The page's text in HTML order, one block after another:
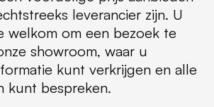
leverancier zijn. U
welkom om een bezoek te
showroom, waar u
kunt verkrijgen en alle
kunt bespreken.